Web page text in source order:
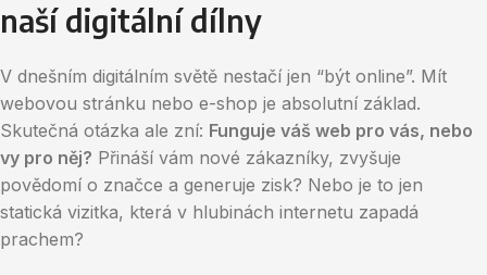
naší digitální dílny
V dnešním digitálním světě nestačí jen “být online”. Mít
webovou stránku nebo e-shop je absolutní základ.
Skutečná otázka ale zní: Funguje váš web pro vás, nebo
vy pro něj? Přináší vám nové zákazníky, zvyšuje
povědomí o značce a generuje zisk? Nebo je to jen
statická vizitka, která v hlubinách internetu zapadá
prachem?